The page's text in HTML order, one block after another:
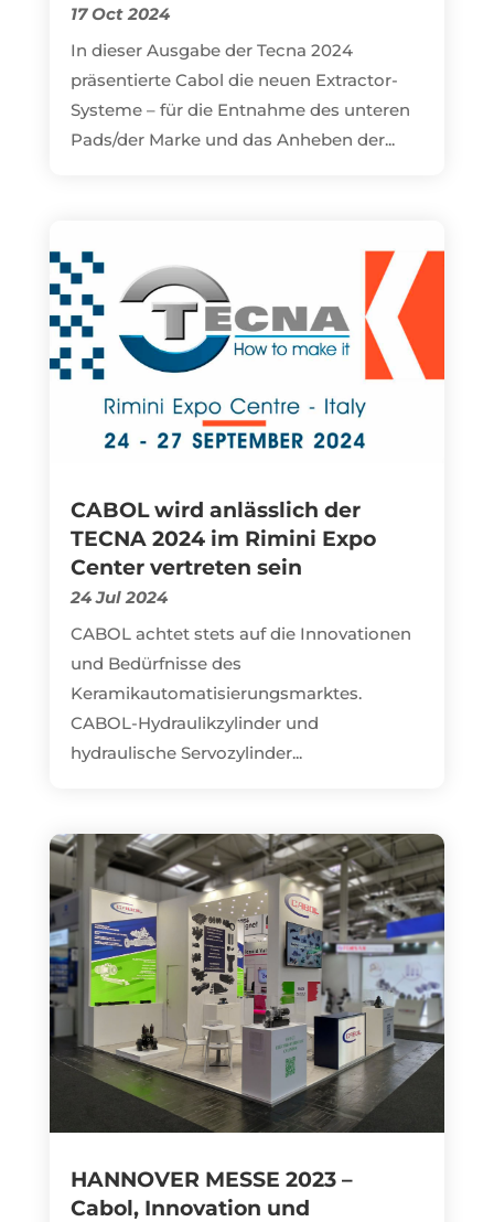
17 Oct 2024
In dieser Ausgabe der Tecna 2024
präsentierte Cabol die neuen Extractor-
Systeme – für die Entnahme des unteren
Pads/der Marke und das Anheben der...
CABOL wird anlässlich der
TECNA 2024 im Rimini Expo
Center vertreten sein
24 Jul 2024
CABOL achtet stets auf die Innovationen
und Bedürfnisse des
Keramikautomatisierungsmarktes.
CABOL-Hydraulikzylinder und
hydraulische Servozylinder...
HANNOVER MESSE 2023 –
Cabol, Innovation und